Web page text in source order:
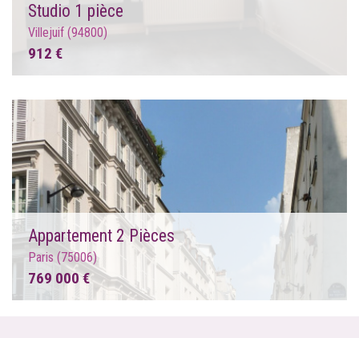
Studio 1 pièce
Villejuif (94800)
912 €
Appartement 2 Pièces
Paris (75006)
769 000 €